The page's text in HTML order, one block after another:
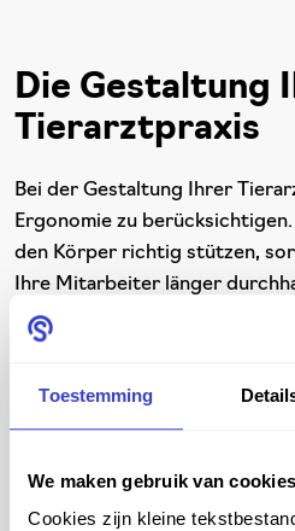
Toestemming
We maken gebruik van
Cookies zijn kleine
Die Gestaltung
Tierarztpraxis
Bei der Gestaltung Ihrer
Ergonomie zu
den Körper richtig stützen,
Ihre Mitarbeiter länger
Körperhaltung beugt nicht
Rücken- und Nackenschmerzen
energiegeladen und
Sprechzimmer